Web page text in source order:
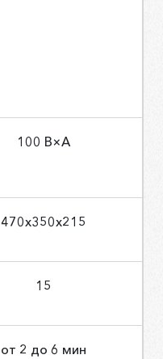
100 В×А
470х350х215
15
от 2 до 6 мин